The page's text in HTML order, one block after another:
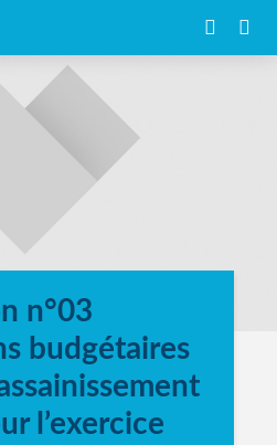
n°03
budgétaires
l’exercice